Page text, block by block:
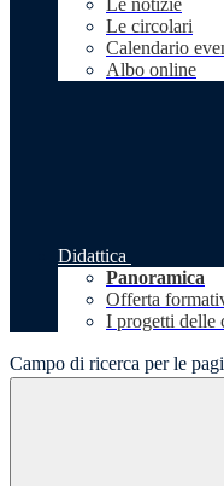
Le notizie
Le circolari
Calendario
Albo online
Didattica
Panoramica
Offerta
I progetti delle
Campo di ricerca per le